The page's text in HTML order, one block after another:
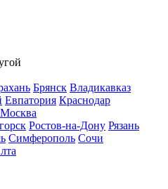
Брянск Владикавказ
Евпатория Краснодар
Москва
Ростов-на-Дону Рязань
Симферополь Сочи